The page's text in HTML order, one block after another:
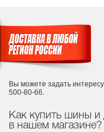
Как купить шины и
в нашем магазине?
Вы можете задать
500-80-66.